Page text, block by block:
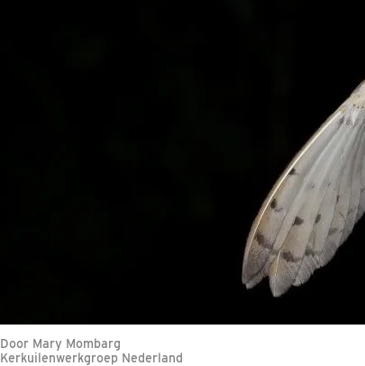
Door Mary Mombarg
Kerkuilenwerkgroep Nederland